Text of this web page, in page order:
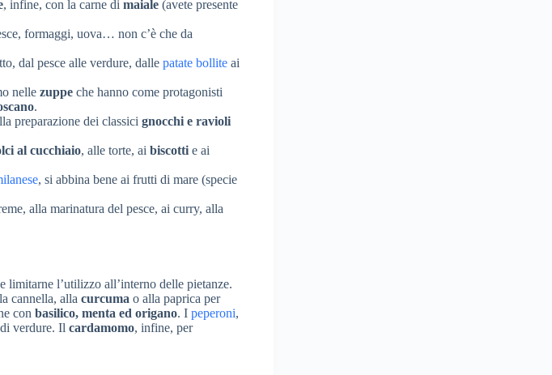
, infine, con la carne di maiale (avete presente
formaggi, uova… non c’è che da
dal pesce alle verdure, dalle patate bollite ai
nelle zuppe che hanno come protagonisti
.
preparazione dei classici gnocchi e ravioli
al cucchiaio, alle torte, ai biscotti e ai
, si abbina bene ai frutti di mare (specie
alla marinatura del pesce, ai curry, alla
limitarne l’utilizzo all’interno delle pietanze.
cannella, alla curcuma o alla paprica per
con basilico, menta ed origano. I peperoni,
verdure. Il cardamomo, infine, per